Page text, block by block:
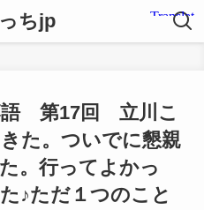
ちjp
語 第17回 立川こ
た。ついでに懇親
。行ってよかっ
♪ただ１つのこと